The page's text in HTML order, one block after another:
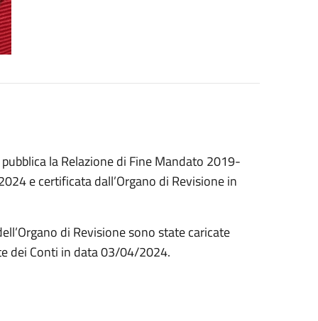
la Relazione di Fine Mandato 2019-
e certificata dall’Organo di Revisione in
di Revisione sono state caricate
dei Conti in data 03/04/2024.